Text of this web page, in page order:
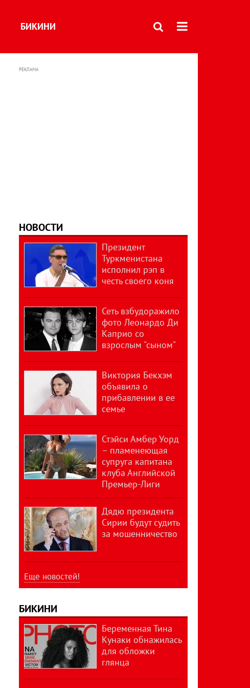
БИКИНИ
РЕКЛАМА
НОВОСТИ
Президент
Туркменистана
исполнил рэп в
честь своего коня
Сеть взбудоражило
фото Леонардо Ди
Каприо со
взрослым "сыном"
Виктория Бекхэм
объявила о
прибавлении в ее
семье
Стэйси Амбер Уорд
– пламенеющая
супруга капитана
клуба Английской
Премьер-Лиги
Дядю президента
Сирии будут судить
за мошенничество
Еще новостей!
БИКИНИ
Беременная Тина
Кунаки обнажилась
для обложки
глянца